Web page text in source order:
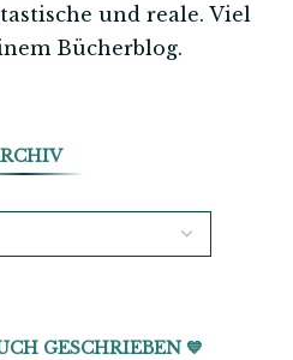
und reale. Viel
Bücherblog.
GESCHRIEBEN 💙